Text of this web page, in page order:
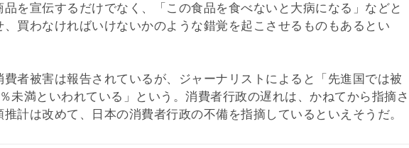
を宣伝するだけでなく、「この食品を食べないと大病になる」などと
買わなければいけないかのような錯覚を起こさせるものもあるとい
者被害は報告されているが、ジャーナリストによると「先進国では被
未満といわれている」という。消費者行政の遅れは、かねてから指摘さ
計は改めて、日本の消費者行政の不備を指摘しているといえそうだ。